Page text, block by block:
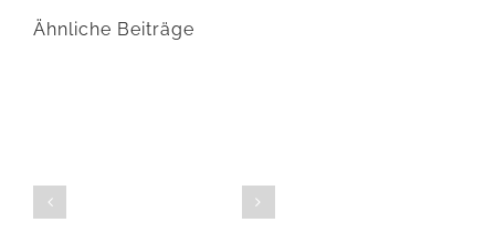
Ähnliche Beiträge